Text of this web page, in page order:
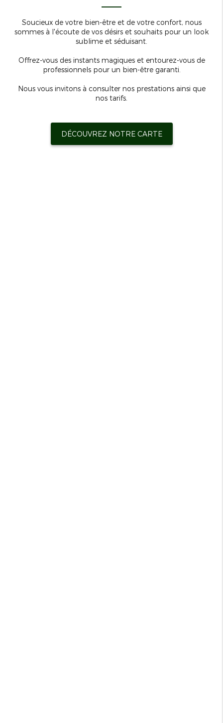
Soucieux de votre bien-être et de votre confort, nous
sommes à l'écoute de vos désirs et souhaits pour un look
sublime et séduisant.
Offrez-vous des instants magiques et entourez-vous de
professionnels pour un bien-être garanti.
Nous vous invitons à consulter nos prestations ainsi que
nos tarifs.
DÉCOUVREZ NOTRE CARTE